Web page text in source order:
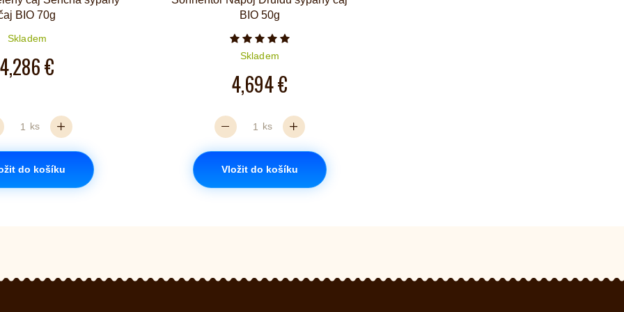
BIO 70g
Skladem
4,286 €
ks
do košíku
BIO 50g
Počet hvězdiček je 5 z 5
Skladem
4,694 €
ks
Vložit do košíku